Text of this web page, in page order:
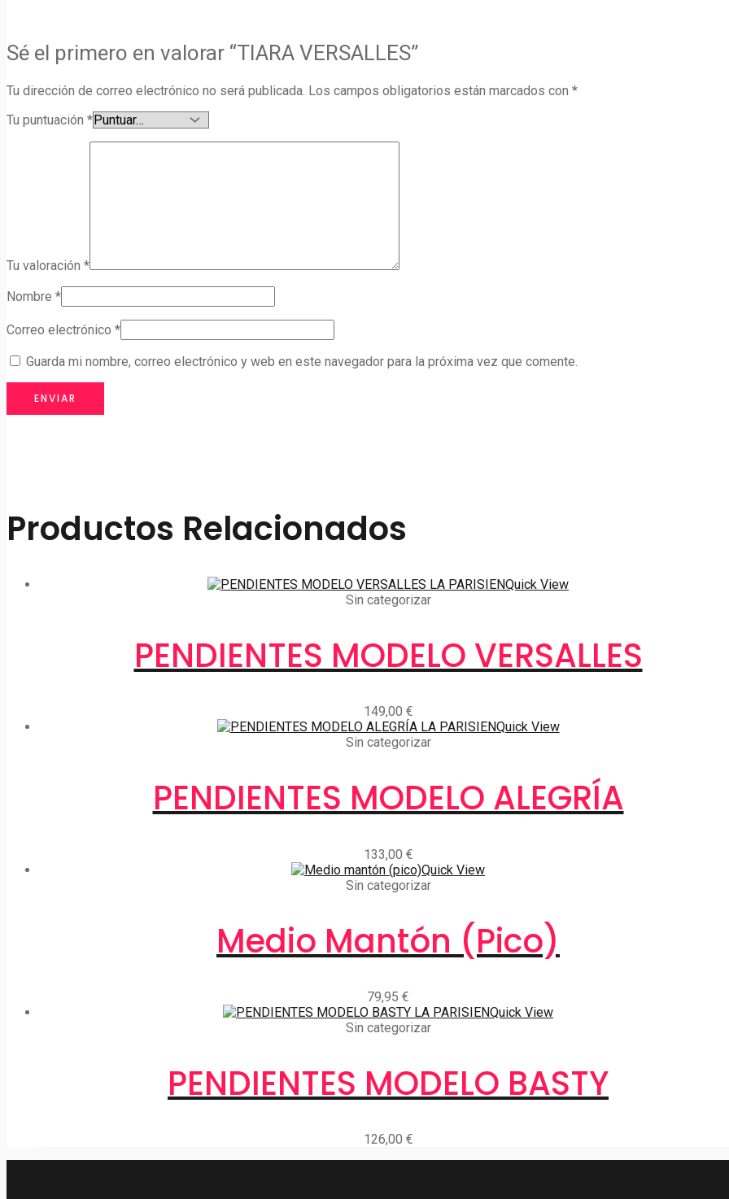
Sé el primero en valorar “TIARA VERSALLES”
Tu dirección de correo electrónico no será publicada. Los campos obligatorios están marcados con *
Tu puntuación *
Tu valoración *
Nombre *
Correo electrónico *
Guarda mi nombre, correo electrónico y web en este navegador para la próxima vez que comente.
Productos Relacionados
Quick View
Sin categorizar
PENDIENTES MODELO VERSALLES
149,00 €
Quick View
Sin categorizar
PENDIENTES MODELO ALEGRÍA
133,00 €
Quick View
Sin categorizar
Medio Mantón (pico)
79,95 €
Quick View
Sin categorizar
PENDIENTES MODELO BASTY
126,00 €